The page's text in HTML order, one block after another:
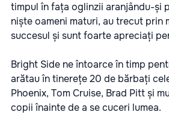
timpul în fața oglinzii aranjându-și
niște oameni maturi, au trecut prin
succesul și sunt foarte apreciați
Bright Side ne întoarce în timp
arătau în tinerețe 20 de bărbați
Phoenix, Tom Cruise, Brad Pitt și
copii înainte de a se cuceri lumea.